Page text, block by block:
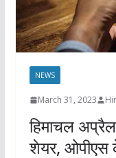
NEWS
March 31, 2023
हिमाचल
शेयर, ओपीएस